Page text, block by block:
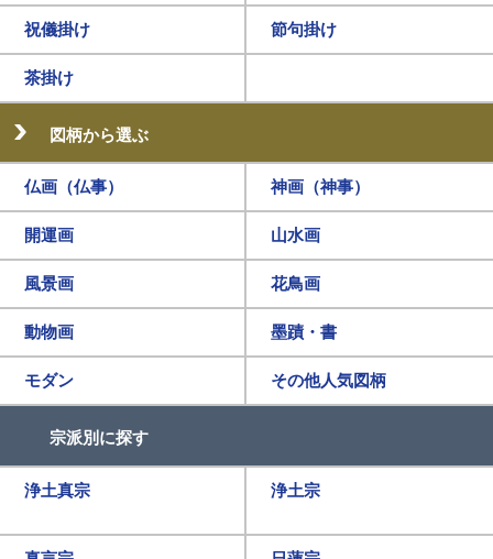
祝儀掛け 節句掛け
茶掛け
図柄から選ぶ
仏画（仏事） 神画（神事）
開運画 山水画
風景画 花鳥画
動物画 墨蹟・書
モダン その他人気図柄
宗派別に探す
浄土真宗 浄土宗